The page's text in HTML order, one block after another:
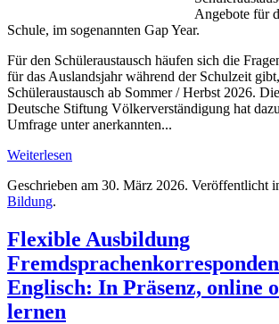
Angebote für
Schule, im sogenannten Gap Year.
Für den Schüleraustausch häufen sich die
für das Auslandsjahr während der Schulzeit
Schüleraustausch ab Sommer / Herbst 2026.
Deutsche Stiftung Völkerverständigung hat
Umfrage unter anerkannten...
Weiterlesen
Geschrieben am 30. März 2026. Veröffentlicht
Bildung.
Flexible Ausbildung
Englisch: In Präsenz, online
lernen